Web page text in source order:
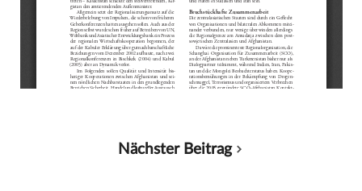
Nächster Beitrag